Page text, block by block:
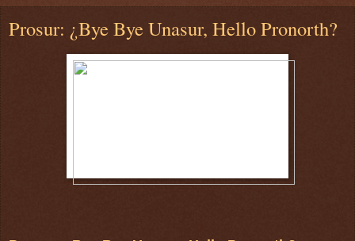
Prosur: ¿Bye Bye Unasur, Hello Pronorth?